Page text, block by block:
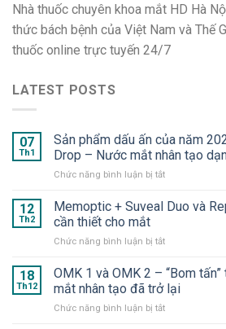
Nhà thuốc chuyên khoa mắt HD Hà
thức bách bệnh của Việt Nam và Thế
thuốc online trực tuyến 24/7
LATEST POSTS
07
Th1
Sản phẩm dấu ấn của năm
Drop – Nước mắt nhân tạo
Chức năng bình luận bị tắtở
phẩm
của
2025
–
Hyaluron
Eye
12
Th2
Memoptic + Suveal Duo và
cần thiết cho mắt
Chức năng bình luận bị tắtở
+
Suveal
Duo
và
18
Th12
OMK 1 và OMK 2 – “Bom
mắt nhân tạo đã trở lại
Chức năng bình luận bị tắtở